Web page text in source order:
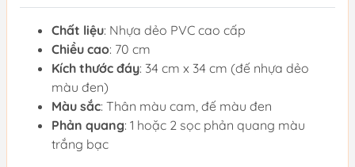
Chất liệu: Nhựa dẻo PVC cao cấp
Chiều cao: 70 cm
Kích thước đáy: 34 cm x 34 cm (đế nhựa dẻo
màu đen)
Màu sắc: Thân màu cam, đế màu đen
Phản quang: 1 hoặc 2 sọc phản quang màu
trắng bạc